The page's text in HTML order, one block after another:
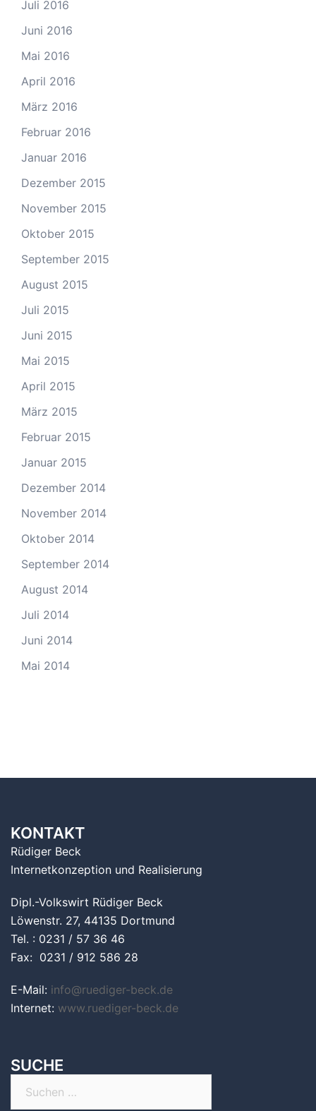
Juli 2016
Juni 2016
Mai 2016
April 2016
März 2016
Februar 2016
Januar 2016
Dezember 2015
November 2015
Oktober 2015
September 2015
August 2015
Juli 2015
Juni 2015
Mai 2015
April 2015
März 2015
Februar 2015
Januar 2015
Dezember 2014
November 2014
Oktober 2014
September 2014
August 2014
Juli 2014
Juni 2014
Mai 2014
KONTAKT
Rüdiger Beck
Internetkonzeption und Realisierung
Dipl.-Volkswirt Rüdiger Beck
Löwenstr. 27, 44135 Dortmund
Tel. : 0231 / 57 36 46
Fax: 0231 / 912 586 28
E-Mail: info@ruediger-beck.de
Internet: www.ruediger-beck.de
SUCHE